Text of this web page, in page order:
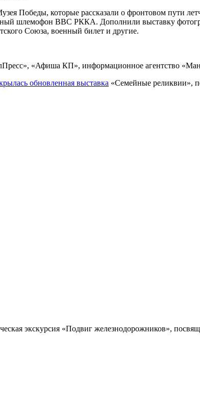
Победы, которые рассказали о фронтовом пути
шлемофон ВВС РККА. Дополнили выставку
Союза, военный билет и другие.
«Афиша КП», информационное агентство
обновленная выставка «Семейные реликвии»,
экскурсия «Подвиг железнодорожников»,